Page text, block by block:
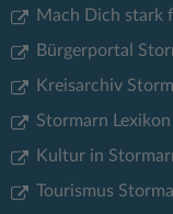
Mach Dich stark
Bürgerportal
Kreisarchiv
Stormarn Lexikon
Kultur in
Tourismus